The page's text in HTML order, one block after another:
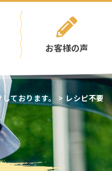
お客様の声
ております。 > レシピ不要